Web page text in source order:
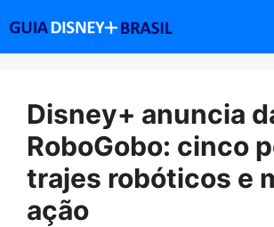
conteúdo
Disney+ anuncia
RoboGobo: cinco
trajes robóticos e
ação